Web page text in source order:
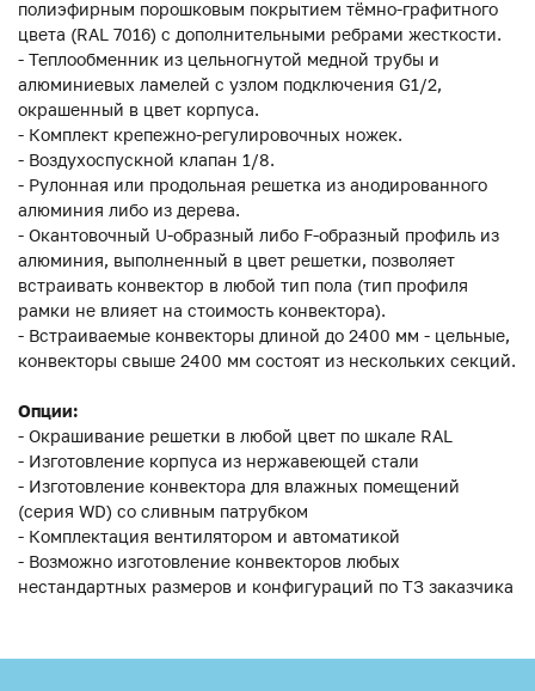
полиэфирным порошковым покрытием тёмно-графитного
цвета (RAL 7016) с дополнительными ребрами жесткости.
- Теплообменник из цельногнутой медной трубы и
алюминиевых ламелей с узлом подключения G1/2,
окрашенный в цвет корпуса.
- Комплект крепежно-регулировочных ножек.
- Воздухоспускной клапан 1/8.
- Рулонная или продольная решетка из анодированного
алюминия либо из дерева.
- Окантовочный U-образный либо F-образный профиль из
алюминия, выполненный в цвет решетки, позволяет
встраивать конвектор в любой тип пола (тип профиля
рамки не влияет на стоимость конвектора).
- Встраиваемые конвекторы длиной до 2400 мм - цельные,
конвекторы свыше 2400 мм состоят из нескольких секций.
Опции:
- Окрашивание решетки в любой цвет по шкале RAL
- Изготовление корпуса из нержавеющей стали
- Изготовление конвектора для влажных помещений
(серия WD) со сливным патрубком
- Комплектация вентилятором и автоматикой
- Возможно изготовление конвекторов любых
нестандартных размеров и конфигураций по ТЗ заказчика